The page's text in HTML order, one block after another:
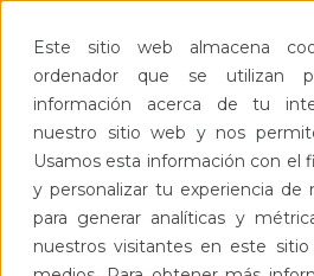
Este sitio web almacena
ordenador que se utilizan
información acerca de tu
nuestro sitio web y nos
Usamos esta información con el
y personalizar tu experiencia de
para generar analíticas y
nuestros visitantes en este
Dale múltiples
pago a tus
Activa el pago en línea y
mantenimiento y cuotas extra